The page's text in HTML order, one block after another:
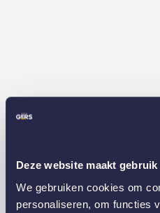
Deze website maakt
We gebruiken cookies om
personaliseren, om functies